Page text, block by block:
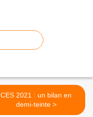
CES 2021 : un bilan en
demi-teinte >